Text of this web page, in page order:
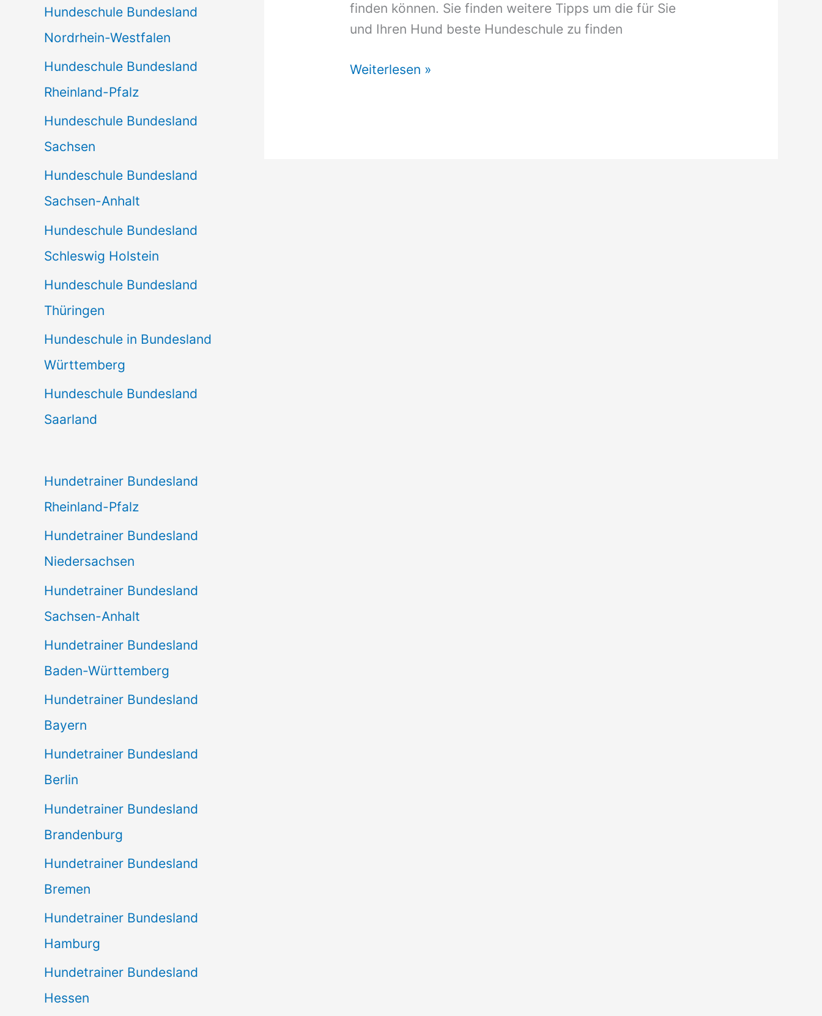
Hundeschule Bundesland
Nordrhein-Westfalen
Hundeschule Bundesland
Rheinland-Pfalz
Hundeschule Bundesland
Sachsen
Hundeschule Bundesland
Sachsen-Anhalt
Hundeschule Bundesland
Schleswig Holstein
Hundeschule Bundesland
Thüringen
Hundeschule in Bundesland
Württemberg
Hundeschule Bundesland
Saarland
Hundetrainer Bundesland
Rheinland-Pfalz
Hundetrainer Bundesland
Niedersachsen
Hundetrainer Bundesland
Sachsen-Anhalt
Hundetrainer Bundesland
Baden-Württemberg
Hundetrainer Bundesland
Bayern
Hundetrainer Bundesland
Berlin
Hundetrainer Bundesland
Brandenburg
Hundetrainer Bundesland
Bremen
Hundetrainer Bundesland
Hamburg
Hundetrainer Bundesland
Hessen
finden können. Sie finden weitere Tipps um die für Sie
und Ihren Hund beste Hundeschule zu finden
Hundeschule
Weiterlesen »